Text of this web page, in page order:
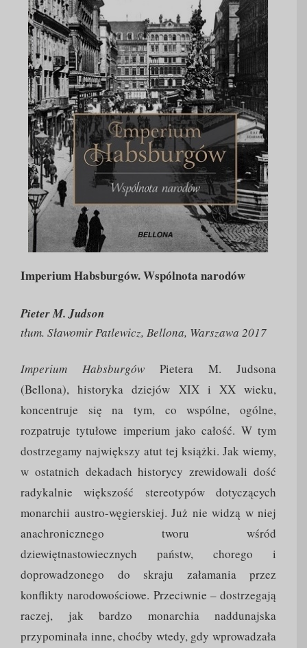
Imperium Habsburgów. Wspólnota narodów
Pieter M. Judson
tłum. Sławomir Patlewicz, Bellona, Warszawa 2017
Imperium Habsburgów Pietera M. Judsona
(Bellona), historyka dziejów XIX i XX wieku,
koncentruje się na tym, co wspólne, ogólne,
rozpatruje tytułowe imperium jako całość. W tym
dostrzegamy największy atut tej książki. Jak wiemy,
w ostatnich dekadach historycy zrewidowali dość
radykalnie większość stereotypów dotyczących
monarchii austro-węgierskiej. Już nie widzą w niej
anachronicznego tworu wśród
dziewiętnastowiecznych państw, chorego i
doprowadzonego do skraju załamania przez
konflikty narodowościowe. Przeciwnie – dostrzegają
raczej, jak bardzo monarchia naddunajska
przypominała inne, choćby wtedy, gdy wprowadzała